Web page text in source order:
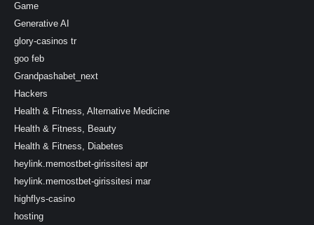
Game
Generative AI
glory-casinos tr
goo feb
Grandpashabet_next
Hackers
Health & Fitness, Alternative Medicine
Health & Fitness, Beauty
Health & Fitness, Diabetes
heylink.memostbet-girissitesi apr
heylink.memostbet-girissitesi mar
highflys-casino
hosting